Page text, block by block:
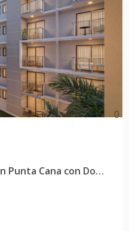
0
Apartamentos en Venta en Punta Cana con Domótica Inteligente y Amenidades Exclusivas